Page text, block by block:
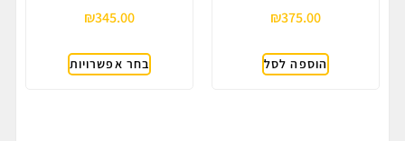
₪375.00
הוספה לסל
₪345.00
בחר אפשרויות